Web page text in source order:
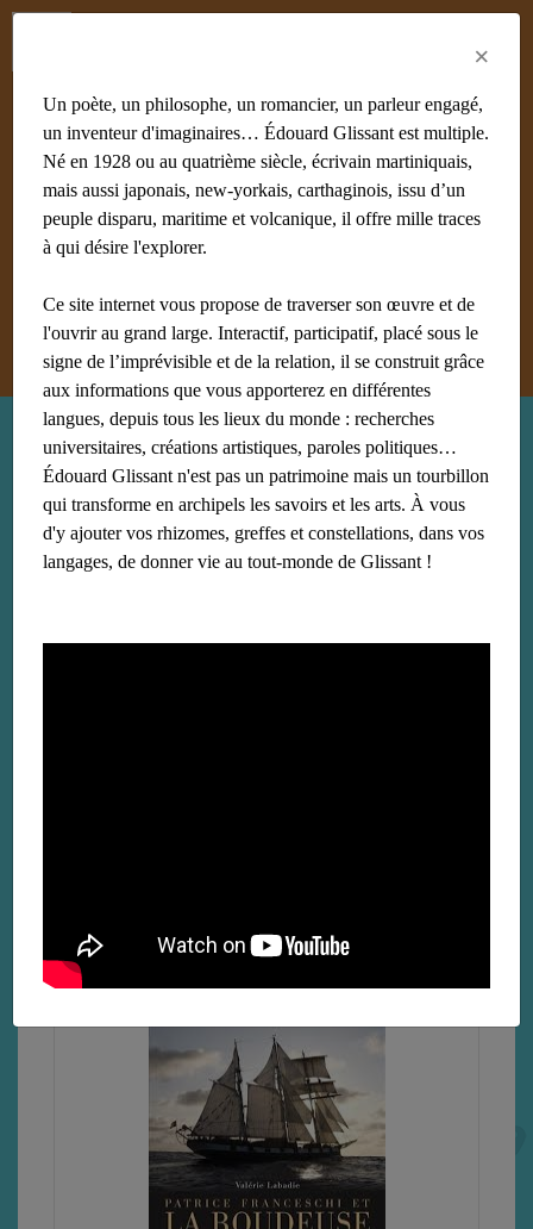
#achiery #acoma #adami #afrique #agnès B
#algérie
#Aliocha Wald Lasowski #amériques
#amis
#anthropologie
Afficher tous les mots clés
Recherche : la terre magnétique
×
Un poète, un philosophe, un romancier, un parleur engagé,
un inventeur d'imaginaires… Édouard Glissant est multiple.
Né en 1928 ou au quatrième siècle, écrivain martiniquais,
mais aussi japonais, new-yorkais, carthaginois, issu d’un
peuple disparu, maritime et volcanique, il offre mille traces
à qui désire l'explorer.
Ce site internet vous propose de traverser son œuvre et de
l'ouvrir au grand large. Interactif, participatif, placé sous le
signe de l’imprévisible et de la relation, il se construit grâce
aux informations que vous apporterez en différentes
langues, depuis tous les lieux du monde : recherches
universitaires, créations artistiques, paroles politiques…
Édouard Glissant n'est pas un patrimoine mais un tourbillon
qui transforme en archipels les savoirs et les arts. À vous
d'y ajouter vos rhizomes, greffes et constellations, dans vos
langages, de donner vie au tout-monde de Glissant !